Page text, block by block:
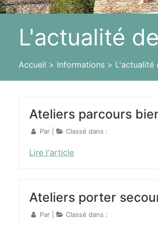
L'actualité
Accueil Informations L'actualité
Ateliers parcours
Par Classé dans :
Lire l'article
Ateliers porter
Par Classé dans :